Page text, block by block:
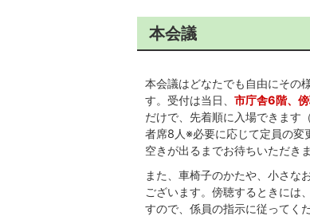
本会議
本会議はどなたでも自由にその
す。受付は当日、 市庁舎6階、
だけで、先着順に入場できます
者席8人※必要に応じて定員の変
空きが出るまでお待ちいただきま
また、車椅子のかたや、小さな
ございます。傍聴するときには
すので、係員の指示に従ってくだ